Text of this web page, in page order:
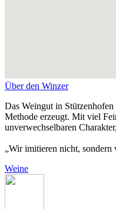
Über den Winzer
Das Weingut in
Methode erzeugt. Mit viel
unverwechselbaren
„Wir imitieren nicht, sondern
Weine